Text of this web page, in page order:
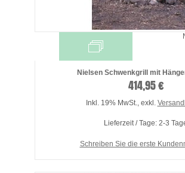
Nielsen Schwenkgrill mit
414,95 €
Inkl. 19% MwSt., exkl.
Lieferzeit / Tage: 2-3
Schreiben Sie die erste